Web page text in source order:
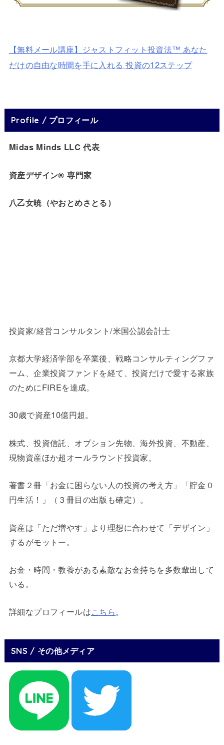
【無料メール講座】ジャストフィット投資法™ あなた
だけの自由な時間を手に入れる 投資の12ステップ
Profile / プロフィール
Midas Minds LLC 代表
資産デザイン® 専門家
八乙女暁（やおとめさとる）
投資家/経営コンサルタント/米国公認会計士
京都大学経済学部を卒業後、戦略コンサルティングファ
ーム、企業投資ファンドを経て、投資だけで愛する家族
のためにFIREを達成。
30歳で資産10億円超。
株式、投資信託、オプション先物、海外投資、不動産、
現物資産ほか超オールラウンド投資家。
著書２冊「お金に困らない人の投資の考え方」「貯金０
円生活！」（３冊目の出版も確定）。
資産は「ただ増やす」より理想に合わせて「デザイン」
するがモットー。
お金・時間・教養がある素敵なお金持ちを多数輩出して
いる。
詳細なプロフィールはこちら。
SNS / その他メディア